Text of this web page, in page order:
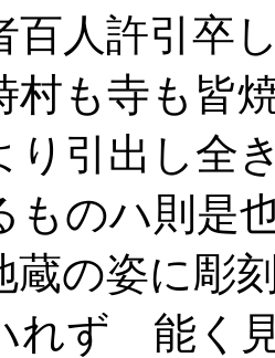
百人許引卒
も寺も皆
り引出し全
ものハ則是
蔵の姿に彫
れず 能く